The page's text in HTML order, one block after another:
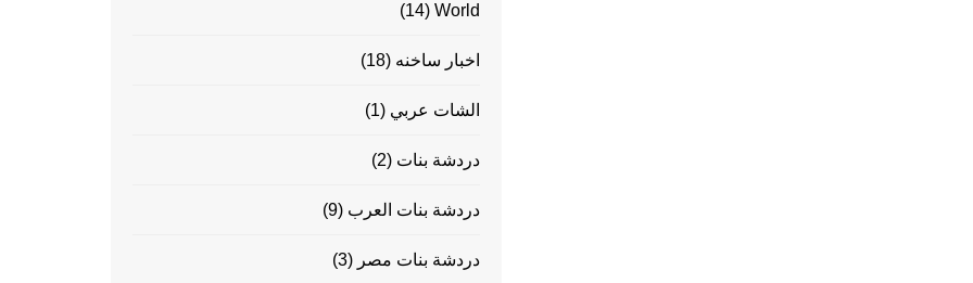
World
(14)
اخبار ساخنه (18)
الشات عربي (1)
دردشة بنات (2)
دردشة بنات العرب (9)
دردشة بنات مصر (3)